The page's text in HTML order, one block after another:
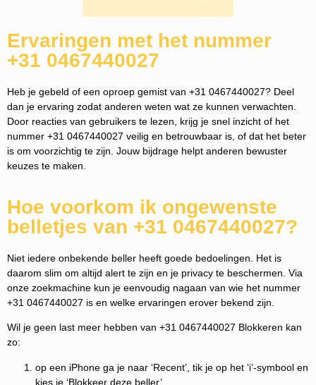
Ervaringen met het nummer
+31 0467440027
Heb je gebeld of een oproep gemist van +31 0467440027? Deel
dan je ervaring zodat anderen weten wat ze kunnen verwachten.
Door reacties van gebruikers te lezen, krijg je snel inzicht of het
nummer +31 0467440027 veilig en betrouwbaar is, of dat het beter
is om voorzichtig te zijn. Jouw bijdrage helpt anderen bewuster
keuzes te maken.
Hoe voorkom ik ongewenste
belletjes van +31 0467440027?
Niet iedere onbekende beller heeft goede bedoelingen. Het is
daarom slim om altijd alert te zijn en je privacy te beschermen. Via
onze zoekmachine kun je eenvoudig nagaan van wie het nummer
+31 0467440027 is en welke ervaringen erover bekend zijn.
Wil je geen last meer hebben van +31 0467440027 Blokkeren kan
zo:
op een iPhone ga je naar ‘Recent’, tik je op het ‘i’-symbool en
kies je ‘Blokkeer deze beller’.